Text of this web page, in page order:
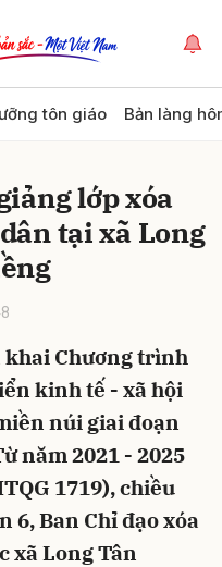
tôn giáo Bản làng
lớp xóa
tại xã Long
Chương trình
kinh tế - xã hội
núi giai đoạn
năm 2021 - 2025
1719), chiều
6, Ban Chỉ đạo xóa
xã Long Tân